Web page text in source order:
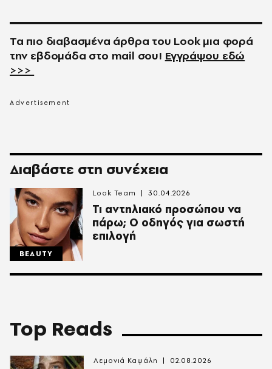
Τα πιο διαβασμένα άρθρα του Look μια φορά
την εβδομάδα στο mail σου! Εγγράψου εδώ
>>>
Διαβάστε στη συνέχεια
BEAUTY
Τι αντηλιακό προσώπου να
πάρω; Ο οδηγός για σωστή
επιλογή
Look Team 30.04.2026
Top Reads
Λεμονιά Καψάλη 02.08.2026